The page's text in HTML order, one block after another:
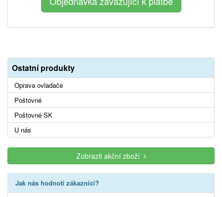
Ostatní produkty
Oprava ovladače
Poštovné
Poštovné SK
U nás
Zobrazit akční zboží
Jak nás hodnotí zákazníci?